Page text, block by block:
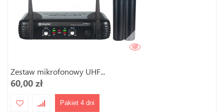
Zestaw mikrofonowy UHF...
60,00 zł
Pakiet 4 dni